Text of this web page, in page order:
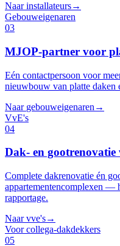
Naarinstallateurs→
Gebouweigenaren
03
MJOP-partner voor
Eén contactpersoon voor
nieuwbouw van platte daken
Naar gebouweigenaren →
VvE's
04
Dak- en
Complete dakrenovatie én
appartementencomplexen —
rapportage.
Naarvve's→
Voor collega-dakdekkers
05